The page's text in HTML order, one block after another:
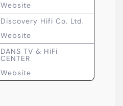
Website
Discovery Hifi Co. Ltd.
Website
DANS TV & HiFi
CENTER
Website